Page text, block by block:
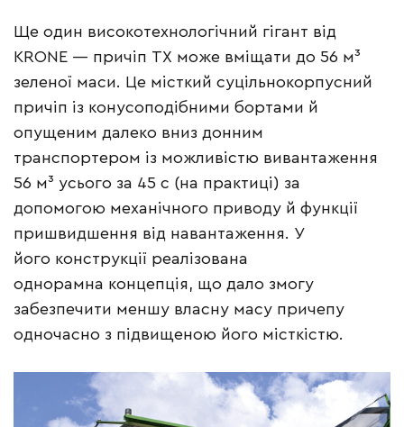
Ще один високотехнологічний гігант від
KRONE — причіп TX може вміщати до 56 м³
зеленої маси. Це місткий суцільнокорпусний
причіп із конусоподібними бортами й
опущеним далеко вниз донним
транспортером із можливістю вивантаження
56 м³ усього за 45 с (на практиці) за
допомогою механічного приводу й функції
пришвидшення від навантаження. У
його конструкції реалізована
однорамна концепція, що дало змогу
забезпечити меншу власну масу причепу
одночасно з підвищеною його місткістю.